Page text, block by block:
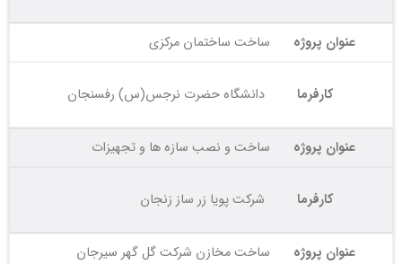
عنوان پروژه ساخت ساختمان مرکزی
کارفرما دانشگاه حضرت نرجس(س) رفسنجان
عنوان پروژه ساخت و نصب سازه ها و تجهیزات
کارفرما شرکت پویا زر ساز زنجان
عنوان پروژه ساخت مخازن شرکت گل گهر سیرجان